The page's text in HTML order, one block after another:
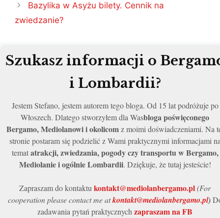
Bazylika w Asyżu bilety. Cennik na
zwiedzanie?
Szukasz informacji o
i Lombardii?
Jestem Stefano, jestem autorem tego bloga. Od 15 lat podróżuje po
Włoszech. Dlatego stworzyłem dla Wasbloga poświęconego
Bergamo, Mediolanowi i okolicomz moimi doświadczeniami. Na
stronie postaram się podzielić z Wami praktycznymi informacjami
tematatrakcji, zwiedzania, pogody czy transportu w Bergamo,
Mediolanie i ogólnie Lombardii. Dziękuje, że tutaj jesteście!
Zapraszam do kontaktukontakt@mediolanbergamo.pl(For
cooperation please contact me atkontakt@mediolanbergamo.pl)
zadawania pytań praktycznychzapraszam na FB